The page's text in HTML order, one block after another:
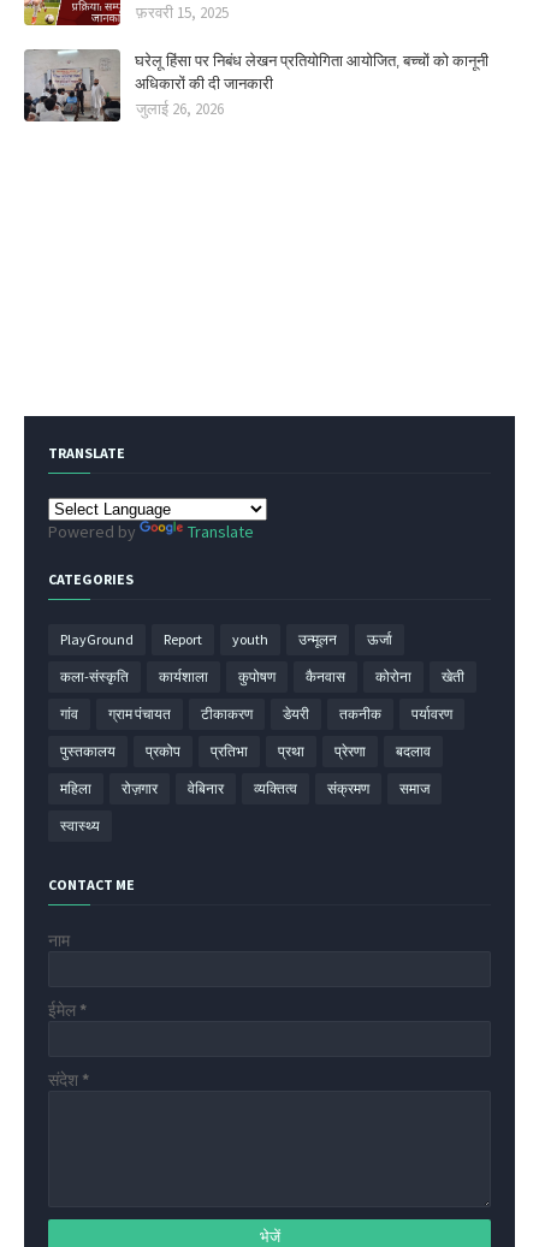
फ़रवरी 15, 2025
घरेलू हिंसा पर निबंध लेखन प्रतियोगिता आयोजित, बच्चों को कानूनी
अधिकारों की दी जानकारी
जुलाई 26, 2026
TRANSLATE
Powered by Translate
CATEGORIES
PlayGround Report youth उन्मूलन ऊर्जा
कला-संस्कृति कार्यशाला कुपोषण कैनवास कोरोना खेती
गांव ग्राम पंचायत टीकाकरण डेयरी तकनीक पर्यावरण
पुस्तकालय प्रकोप प्रतिभा प्रथा प्रेरणा बदलाव
महिला रोज़गार वेबिनार व्यक्तित्व संक्रमण समाज
स्वास्थ्य
CONTACT ME
नाम
ईमेल *
संदेश *